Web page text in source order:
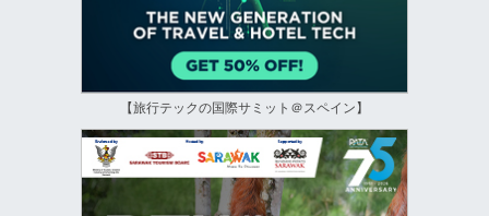
【旅行テックの国際サミット＠スペイン】